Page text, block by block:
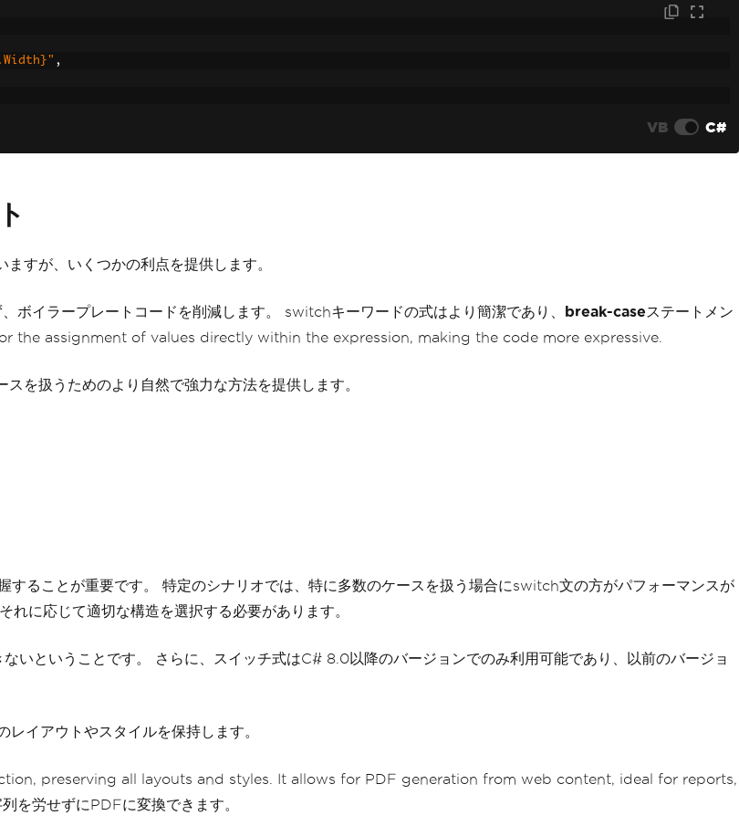
,
VB C#
すが、いくつかの利点を提供します。
ボイラープレートコードを削減します。 switchキーワードの式はより簡潔であり、 break-caseステートメン
for the assignment of values directly within the expression, making the code more expressive.
を扱うためのより自然で強力な方法を提供します。
ることが重要です。 特定のシナリオでは、特に多数のケースを扱う場合にswitch文の方がパフォーマンスが
に応じて適切な構造を選択する必要があります。
いということです。 さらに、スイッチ式はC# 8.0以降のバージョンでのみ利用可能であり、以前のバージョ
レイアウトやスタイルを保持します。
preserving all layouts and styles. It allows for PDF generation from web content, ideal for reports,
労せずにPDFに変換できます。